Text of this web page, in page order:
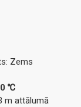
Zems
℃
m attālumā